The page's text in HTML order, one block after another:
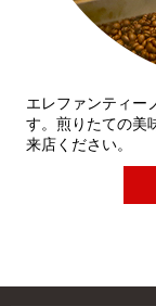
エレファンティー
す。煎りたての美
来店ください。